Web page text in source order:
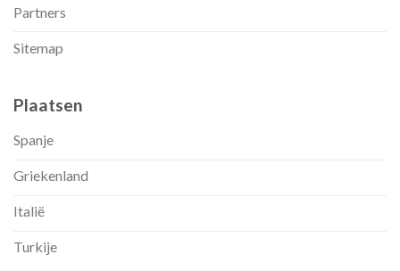
Partners
Sitemap
Plaatsen
Spanje
Griekenland
Italië
Turkije